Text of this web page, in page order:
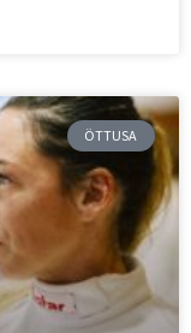
ÖTTUSA